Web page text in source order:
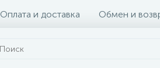
Оплата и доставка Обмен и